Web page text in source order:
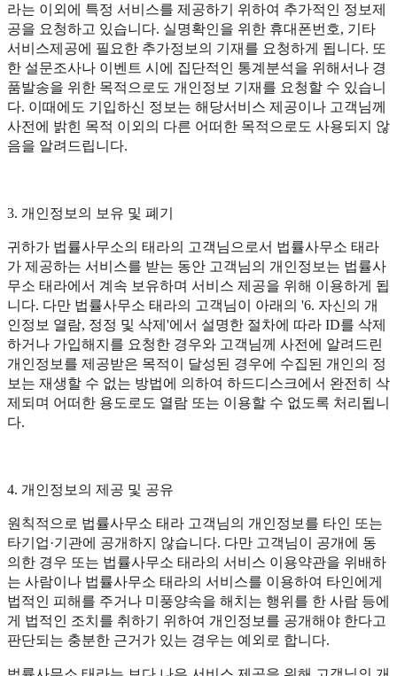
라는 이외에 특정 서비스를 제공하기 위하여 추가적인 정보제
공을 요청하고 있습니다. 실명확인을 위한 휴대폰번호, 기타
서비스제공에 필요한 추가정보의 기재를 요청하게 됩니다. 또
한 설문조사나 이벤트 시에 집단적인 통계분석을 위해서나 경
품발송을 위한 목적으로도 개인정보 기재를 요청할 수 있습니
다. 이때에도 기입하신 정보는 해당서비스 제공이나 고객님께
사전에 밝힌 목적 이외의 다른 어떠한 목적으로도 사용되지 않
음을 알려드립니다.
3. 개인정보의 보유 및 폐기
귀하가 법률사무소의 태라의 고객님으로서 법률사무소 태라
가 제공하는 서비스를 받는 동안 고객님의 개인정보는 법률사
무소 태라에서 계속 보유하며 서비스 제공을 위해 이용하게 됩
니다. 다만 법률사무소 태라의 고객님이 아래의 '6. 자신의 개
인정보 열람, 정정 및 삭제'에서 설명한 절차에 따라 ID를 삭제
하거나 가입해지를 요청한 경우와 고객님께 사전에 알려드린
개인정보를 제공받은 목적이 달성된 경우에 수집된 개인의 정
보는 재생할 수 없는 방법에 의하여 하드디스크에서 완전히 삭
제되며 어떠한 용도로도 열람 또는 이용할 수 없도록 처리됩니
다.
4. 개인정보의 제공 및 공유
원칙적으로 법률사무소 태라 고객님의 개인정보를 타인 또는
타기업·기관에 공개하지 않습니다. 다만 고객님이 공개에 동
의한 경우 또는 법률사무소 태라의 서비스 이용약관을 위배하
는 사람이나 법률사무소 태라의 서비스를 이용하여 타인에게
법적인 피해를 주거나 미풍양속을 해치는 행위를 한 사람 등에
게 법적인 조치를 취하기 위하여 개인정보를 공개해야 한다고
판단되는 충분한 근거가 있는 경우는 예외로 합니다.